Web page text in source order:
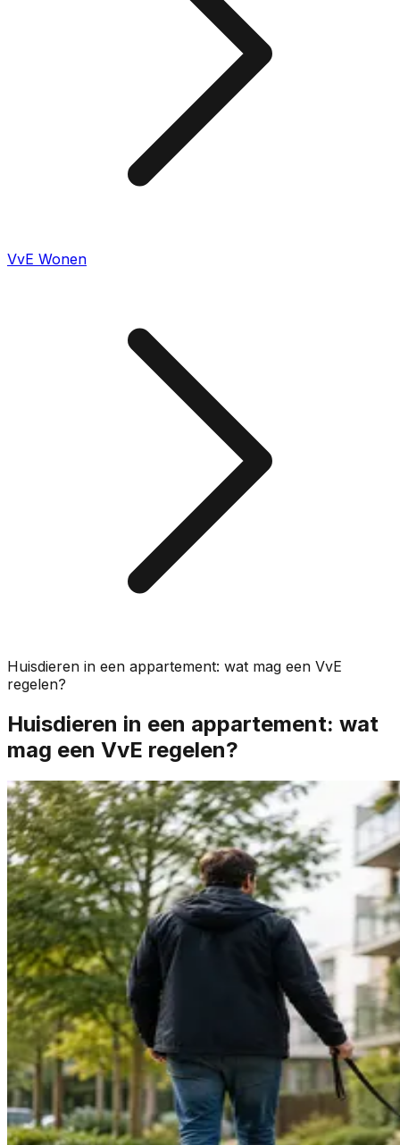
VvE Wonen
Huisdieren in een appartement: wat mag een VvE
regelen?
Huisdieren in een appartement: wat
mag een VvE regelen?